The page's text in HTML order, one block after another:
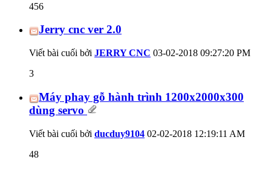
456
Jerry cnc ver 2.0
Viết bài cuối bởi JERRY CNC 03-02-2018 09:27:20 PM
3
Máy phay gỗ hành trình 1200x2000x300
dùng servo
Viết bài cuối bởi ducduy9104 02-02-2018 12:19:11 AM
48